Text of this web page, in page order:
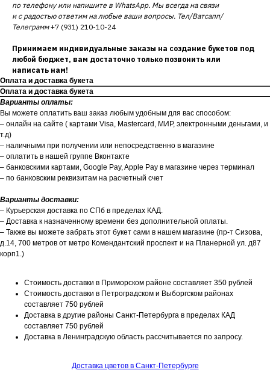
по телефону или напишите в WhatsApp. Мы всегда на связи
и с радостью ответим на любые ваши вопросы. Тел/Ватсапп/
Телеграмм+7 (931) 210-10-24
Принимаем индивидуальные заказы на создание букетов под
любой бюджет, вам достаточно только позвонить или
написать нам!
Оплата и доставка букета
Оплата и доставка букета
Варианты оплаты:
Вы можете оплатить ваш заказ любым удобным для вас способом:
– онлайн на сайте ( картами Visa, Mastercard, МИР, электронными деньгами, и
т.д)
– наличными при получении или непосредственно в магазине
– оплатить в нашей группе Вконтакте
– банковскими картами, Google Pay, Apple Pay в магазине через терминал
– по банковским реквизитам на расчетный счет
Варианты доставки:
– Курьерская доставка по СПб в пределах КАД.
– Доставка к назначенному времени без дополнительной оплаты.
– Также вы можете забрать этот букет сами в нашем магазине (пр-т Сизова,
д.14, 700 метров от метро Комендантский проспект и на Планерной ул. д87
корп1.)
Стоимость доставки в Приморском районе составляет 350 рублей
Стоимость доставки в Петроградском и Выборгском районах
составляет 750 рублей
Доставка в другие районы Санкт-Петербурга в пределах КАД
составляет 750 рублей
Доставка в Ленинградскую область рассчитывается по запросу.
Доставка цветов в Санкт-Петербурге